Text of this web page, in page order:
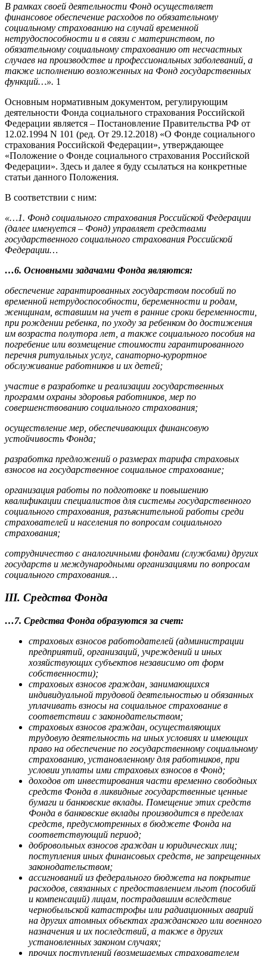
В рамках своей деятельности Фонд осуществляет
финансовое обеспечение расходов по обязательному
социальному страхованию на случай временной
нетрудоспособности и в связи с материнством, по
обязательному социальному страхованию от несчастных
случаев на производстве и профессиональных заболеваний, а
также исполнению возложенных на Фонд государственных
функций…». 1
Основным нормативным документом, регулирующим
деятельности Фонда социального страхования Российской
Федерации является – Постановление Правительства РФ от
12.02.1994 N 101 (ред. От 29.12.2018) «О Фонде социального
страхования Российской Федерации», утверждающее
«Положение о Фонде социального страхования Российской
Федерации». Здесь и далее я буду ссылаться на конкретные
статьи данного Положения.
В соответствии с ним:
«…1. Фонд социального страхования Российской Федерации
(далее именуется – Фонд) управляет средствами
государственного социального страхования Российской
Федерации…
…6. Основными задачами Фонда являются:
обеспечение гарантированных государством пособий по
временной нетрудоспособности, беременности и родам,
женщинам, вставшим на учет в ранние сроки беременности,
при рождении ребенка, по уходу за ребенком до достижения
им возраста полутора лет, а также социального пособия на
погребение или возмещение стоимости гарантированного
перечня ритуальных услуг, санаторно-курортное
обслуживание работников и их детей;
участие в разработке и реализации государственных
программ охраны здоровья работников, мер по
совершенствованию социального страхования;
осуществление мер, обеспечивающих финансовую
устойчивость Фонда;
разработка предложений о размерах тарифа страховых
взносов на государственное социальное страхование;
организация работы по подготовке и повышению
квалификации специалистов для системы государственного
социального страхования, разъяснительной работы среди
страхователей и населения по вопросам социального
страхования;
сотрудничество с аналогичными фондами (службами) других
государств и международными организациями по вопросам
социального страхования…
III. Средства Фонда
…7. Средства Фонда образуются за счет:
страховых взносов работодателей (администрации
предприятий, организаций, учреждений и иных
хозяйствующих субъектов независимо от форм
собственности);
страховых взносов граждан, занимающихся
индивидуальной трудовой деятельностью и обязанных
уплачивать взносы на социальное страхование в
соответствии с законодательством;
страховых взносов граждан, осуществляющих
трудовую деятельность на иных условиях и имеющих
право на обеспечение по государственному социальному
страхованию, установленному для работников, при
условии уплаты ими страховых взносов в Фонд;
доходов от инвестирования части временно свободных
средств Фонда в ликвидные государственные ценные
бумаги и банковские вклады. Помещение этих средств
Фонда в банковские вклады производится в пределах
средств, предусмотренных в бюджете Фонда на
соответствующий период;
добровольных взносов граждан и юридических лиц;
поступления иных финансовых средств, не запрещенных
законодательством;
ассигнований из федерального бюджета на покрытие
расходов, связанных с предоставлением льгот (пособий
и компенсаций) лицам, пострадавшим вследствие
чернобыльской катастрофы или радиационных аварий
на других атомных объектах гражданского или военного
назначения и их последствий, а также в других
установленных законом случаях;
прочих поступлений (возмещаемых страхователем